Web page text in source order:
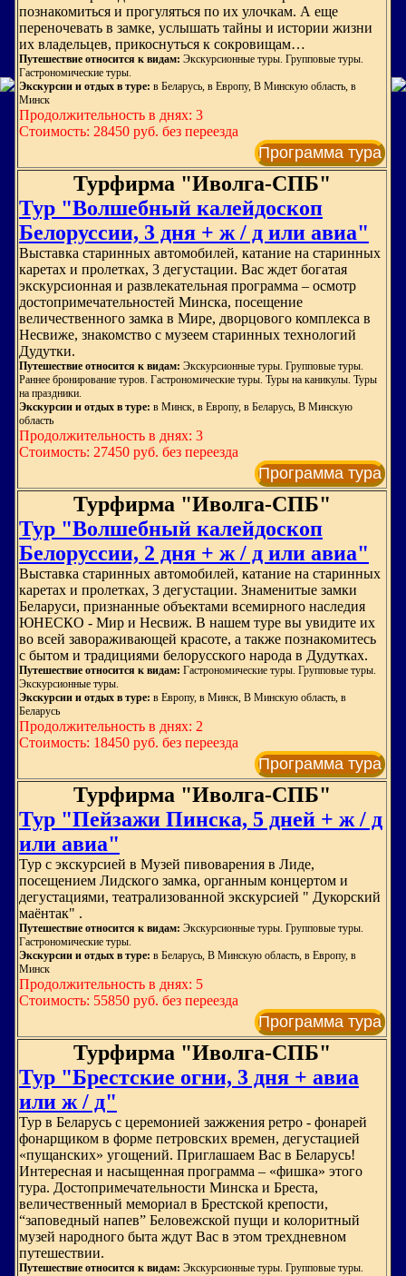
познакомиться и прогуляться по их улочкам. А еще
переночевать в замке, услышать тайны и истории жизни
их владельцев, прикоснуться к сокровищам…
Путешествие относится к видам: Экскурсионные туры. Групповые туры.
Гастрономические туры.
Экскурсии и отдых в туре: в Беларусь, в Европу, В Минскую область, в
Минск
Продолжительность в днях: 3
Стоимость: 28450 руб. без переезда
Программа тура
Турфирма "Иволга-СПБ"
Тур "Волшебный калейдоскоп
Белоруссии, 3 дня + ж / д или авиа"
Выставка старинных автомобилей, катание на старинных
каретах и пролетках, 3 дегустации. Вас ждет богатая
экскурсионная и развлекательная программа – осмотр
достопримечательностей Минска, посещение
величественного замка в Мире, дворцового комплекса в
Несвиже, знакомство с музеем старинных технологий
Дудутки.
Путешествие относится к видам: Экскурсионные туры. Групповые туры.
Раннее бронирование туров. Гастрономические туры. Туры на каникулы. Туры
на праздники.
Экскурсии и отдых в туре: в Минск, в Европу, в Беларусь, В Минскую
область
Продолжительность в днях: 3
Стоимость: 27450 руб. без переезда
Программа тура
Турфирма "Иволга-СПБ"
Тур "Волшебный калейдоскоп
Белоруссии, 2 дня + ж / д или авиа"
Выставка старинных автомобилей, катание на старинных
каретах и пролетках, 3 дегустации. Знаменитые замки
Беларуси, признанные объектами всемирного наследия
ЮНЕСКО - Мир и Несвиж. В нашем туре вы увидите их
во всей завораживающей красоте, а также познакомитесь
с бытом и традициями белорусского народа в Дудутках.
Путешествие относится к видам: Гастрономические туры. Групповые туры.
Экскурсионные туры.
Экскурсии и отдых в туре: в Европу, в Минск, В Минскую область, в
Беларусь
Продолжительность в днях: 2
Стоимость: 18450 руб. без переезда
Программа тура
Турфирма "Иволга-СПБ"
Тур "Пейзажи Пинска, 5 дней + ж / д
или авиа"
Тур с экскурсией в Музей пивоварения в Лиде,
посещением Лидского замка, органным концертом и
дегустациями, театрализованной экскурсией " Дукорский
маёнтак" .
Путешествие относится к видам: Экскурсионные туры. Групповые туры.
Гастрономические туры.
Экскурсии и отдых в туре: в Беларусь, В Минскую область, в Европу, в
Минск
Продолжительность в днях: 5
Стоимость: 55850 руб. без переезда
Программа тура
Турфирма "Иволга-СПБ"
Тур "Брестские огни, 3 дня + авиа
или ж / д"
Тур в Беларусь с церемонией зажжения ретро - фонарей
фонарщиком в форме петровских времен, дегустацией
«пущанских» угощений. Приглашаем Вас в Беларусь!
Интересная и насыщенная программа – «фишка» этого
тура. Достопримечательности Минска и Бреста,
величественный мемориал в Брестской крепости,
“заповедный напев” Беловежской пущи и колоритный
музей народного быта ждут Вас в этом трехдневном
путешествии.
Путешествие относится к видам: Экскурсионные туры. Групповые туры.